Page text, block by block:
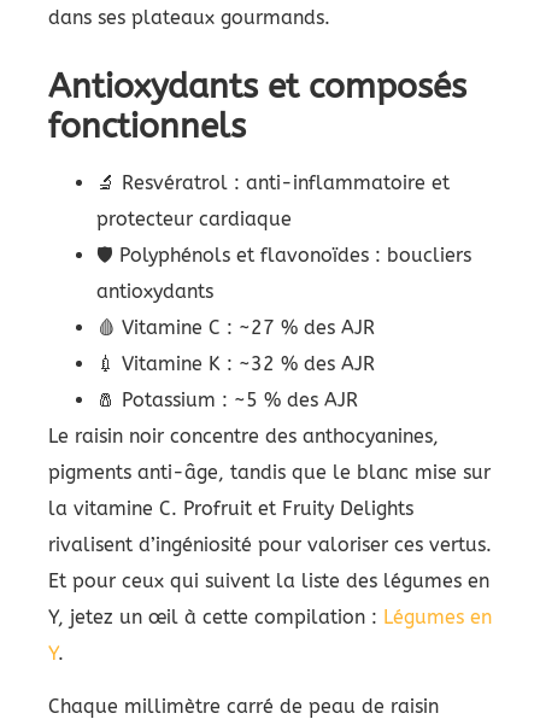
dans ses plateaux gourmands.
Antioxydants et composés
fonctionnels
🔬 Resvératrol : anti-inflammatoire et
protecteur cardiaque
🛡️ Polyphénols et flavonoïdes : boucliers
antioxydants
🩸 Vitamine C : ~27 % des AJR
💉 Vitamine K : ~32 % des AJR
🧂 Potassium : ~5 % des AJR
Le raisin noir concentre des anthocyanines,
pigments anti-âge, tandis que le blanc mise sur
la vitamine C. Profruit et Fruity Delights
rivalisent d’ingéniosité pour valoriser ces vertus.
Et pour ceux qui suivent la liste des légumes en
Y, jetez un œil à cette compilation : Légumes en
Y.
Chaque millimètre carré de peau de raisin